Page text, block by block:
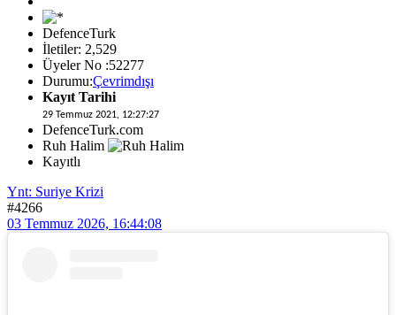
DefenceTurk
İletiler: 2,529
Üyeler No :52277
Durumu:Çevrimdışı
Kayıt Tarihi
29 Temmuz 2021, 12:27:27
DefenceTurk.com
Ruh Halim
Kayıtlı
Ynt: Suriye Krizi
#4266
03 Temmuz 2026, 16:44:08